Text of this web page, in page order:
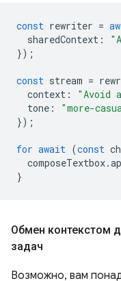
const rewriter =
sharedContext :
});
const stream =
context :
"Avoid
tone : "more-
});
for await (const
composeTextbox.
}
Обмен контекстом
задач
Возможно, вам